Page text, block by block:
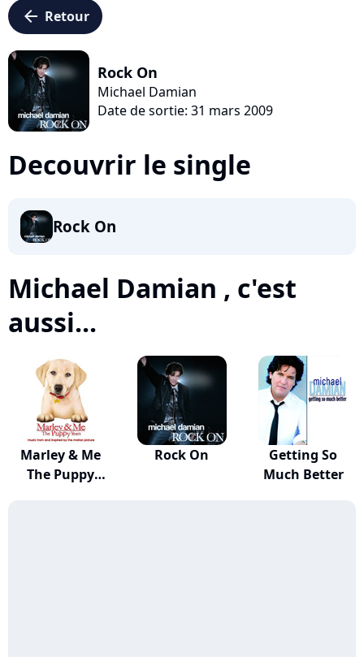
arrow_left Retour
Rock On
Michael Damian
Date de sortie: 31 mars 2009
Decouvrir le single
Rock On
Michael Damian , c'est
aussi...
Marley & Me
The Puppy
Rock On
Getting So
Much Better